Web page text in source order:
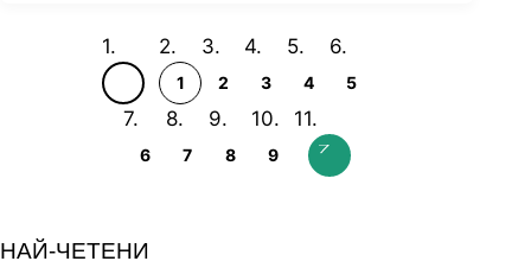
1 2 3 4 5
6 7 8 9
НАЙ-ЧЕТЕНИ